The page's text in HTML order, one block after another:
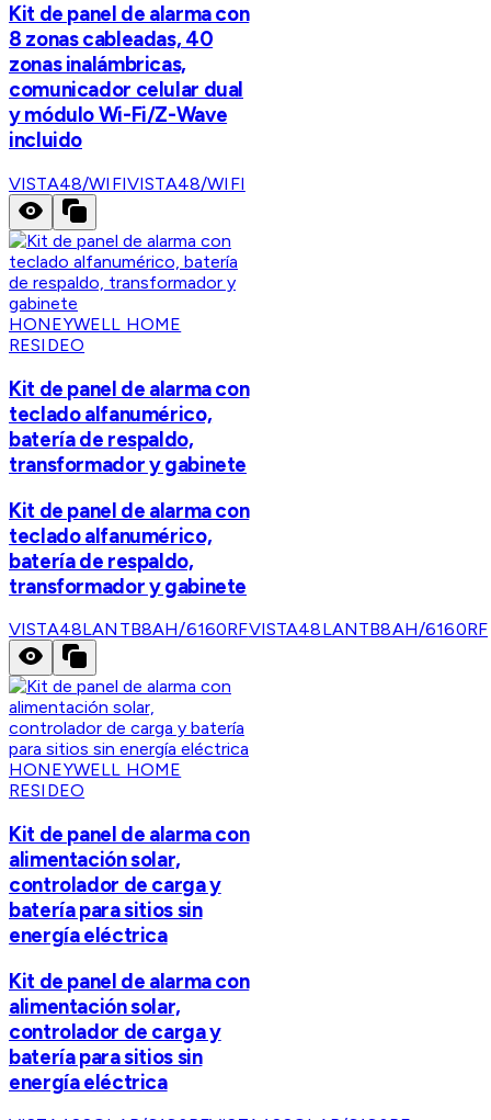
Kit de panel de alarma con
8 zonas cableadas, 40
zonas inalámbricas,
comunicador celular dual
y módulo Wi-Fi/Z-Wave
incluido
VISTA48/WIFIVISTA48/WIFI
HONEYWELL HOME
RESIDEO
Kit de panel de alarma con
teclado alfanumérico,
batería de respaldo,
transformador y gabinete
Kit de panel de alarma con
teclado alfanumérico,
batería de respaldo,
transformador y gabinete
VISTA48LANTB8AH/6160RFVISTA48LANTB8AH/6160RF
HONEYWELL HOME
RESIDEO
Kit de panel de alarma con
alimentación solar,
controlador de carga y
batería para sitios sin
energía eléctrica
Kit de panel de alarma con
alimentación solar,
controlador de carga y
batería para sitios sin
energía eléctrica